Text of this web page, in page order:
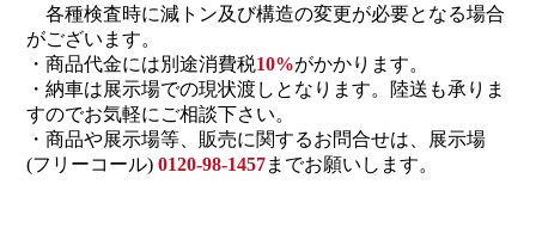
各種検査時に減トン及び構造の変更が必要となる場合
がございます。
・商品代金には別途消費税10%がかかります。
・納車は展示場での現状渡しとなります。陸送も承りま
すのでお気軽にご相談下さい。
・商品や展示場等、販売に関するお問合せは、展示場
(フリーコール) 0120-98-1457までお願いします。